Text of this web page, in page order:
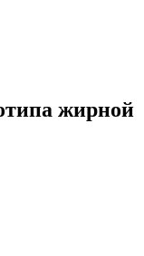
жирной